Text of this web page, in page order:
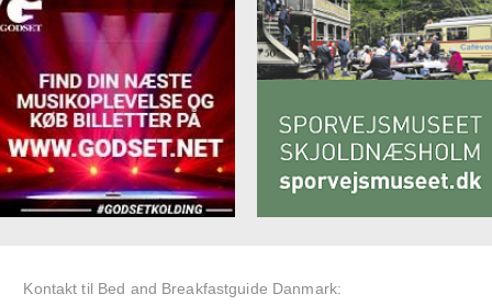
Kontakt til Bed and Breakfastguide Danmark: